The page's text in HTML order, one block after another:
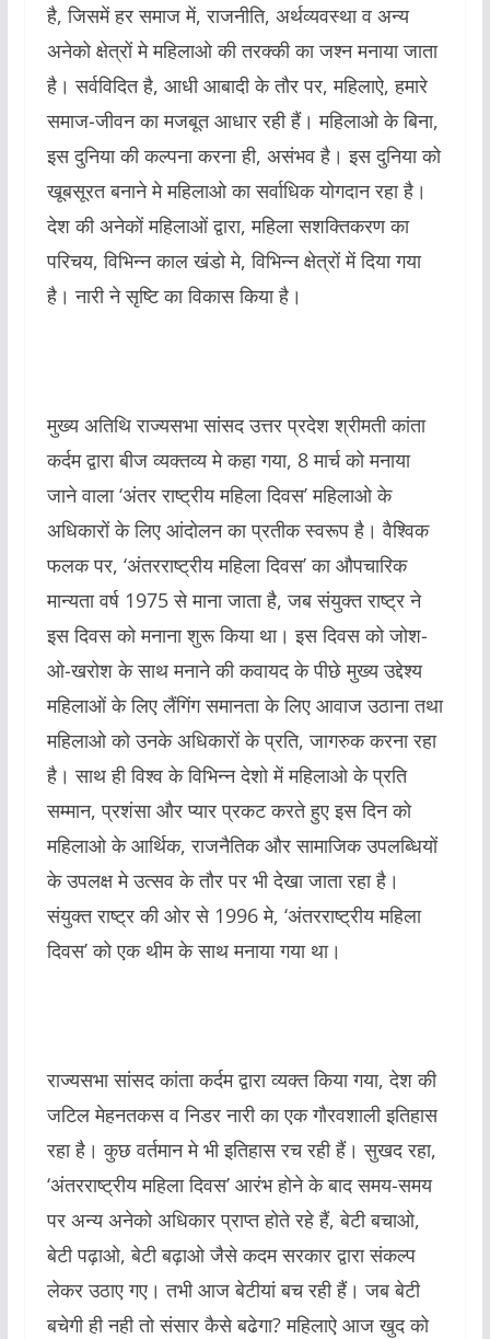
है, जिसमें हर समाज में, राजनीति, अर्थव्यवस्था व अन्य
अनेको क्षेत्रों मे महिलाओ की तरक्की का जश्न मनाया जाता
है। सर्वविदित है, आधी आबादी के तौर पर, महिलाऐ, हमारे
समाज-जीवन का मजबूत आधार रही हैं। महिलाओ के बिना,
इस दुनिया की कल्पना करना ही, असंभव है। इस दुनिया को
खूबसूरत बनाने मे महिलाओ का सर्वाधिक योगदान रहा है।
देश की अनेकों महिलाओं द्वारा, महिला सशक्तिकरण का
परिचय, विभिन्न काल खंडो मे, विभिन्न क्षेत्रों में दिया गया
है। नारी ने सृष्टि का विकास किया है।
मुख्य अतिथि राज्यसभा सांसद उत्तर प्रदेश श्रीमती कांता
कर्दम द्वारा बीज व्यक्तव्य मे कहा गया, 8 मार्च को मनाया
जाने वाला ‘अंतर राष्ट्रीय महिला दिवस’ महिलाओ के
अधिकारों के लिए आंदोलन का प्रतीक स्वरूप है। वैश्विक
फलक पर, ‘अंतरराष्ट्रीय महिला दिवस’ का औपचारिक
मान्यता वर्ष 1975 से माना जाता है, जब संयुक्त राष्ट्र ने
इस दिवस को मनाना शुरू किया था। इस दिवस को जोश-
ओ-खरोश के साथ मनाने की कवायद के पीछे मुख्य उद्देश्य
महिलाओं के लिए लैंगिंग समानता के लिए आवाज उठाना तथा
महिलाओ को उनके अधिकारों के प्रति, जागरुक करना रहा
है। साथ ही विश्व के विभिन्न देशो में महिलाओ के प्रति
सम्मान, प्रशंसा और प्यार प्रकट करते हुए इस दिन को
महिलाओ के आर्थिक, राजनैतिक और सामाजिक उपलब्धियों
के उपलक्ष मे उत्सव के तौर पर भी देखा जाता रहा है।
संयुक्त राष्ट्र की ओर से 1996 मे, ‘अंतरराष्ट्रीय महिला
दिवस’ को एक थीम के साथ मनाया गया था।
राज्यसभा सांसद कांता कर्दम द्वारा व्यक्त किया गया, देश की
जटिल मेहनतकस व निडर नारी का एक गौरवशाली इतिहास
रहा है। कुछ वर्तमान मे भी इतिहास रच रही हैं। सुखद रहा,
‘अंतरराष्ट्रीय महिला दिवस’ आरंभ होने के बाद समय-समय
पर अन्य अनेको अधिकार प्राप्त होते रहे हैं, बेटी बचाओ,
बेटी पढ़ाओ, बेटी बढ़ाओ जैसे कदम सरकार द्वारा संकल्प
लेकर उठाए गए। तभी आज बेटीयां बच रही हैं। जब बेटी
बचेगी ही नही तो संसार कैसे बढेगा? महिलाऐ आज खुद को